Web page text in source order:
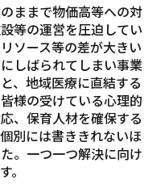
ままで物価高等への対
等の運営を圧迫してい
ソース等の差が大きい
しばられてしまい事業
、地域医療に直結する
様の受けている心理的
、保育人材を確保する
別には書ききれないほ
。一つ一つ解決に向け
。